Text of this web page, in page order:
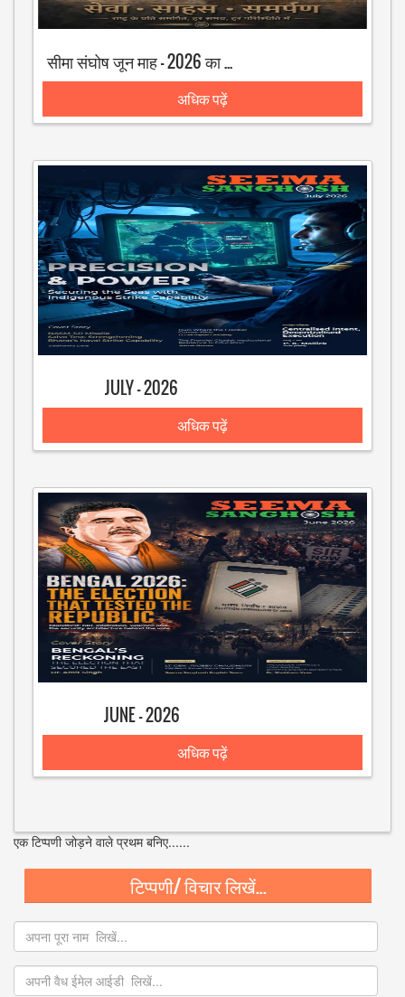
सीमा संघोष जून माह - 2026 का अंक
अधिक पढ़ें
JULY - 2026
अधिक पढ़ें
JUNE - 2026
अधिक पढ़ें
एक टिप्पणी जोड़ने वाले प्रथम बनिए......
टिप्पणी/ विचार लिखें...